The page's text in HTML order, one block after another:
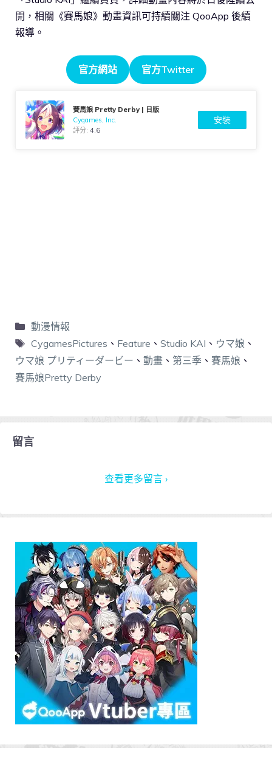
開，相關《賽馬娘》動畫資訊可持續關注 QooApp 後續
報導。
官方網站 官方Twitter
賽馬娘 Pretty Derby | 日版
Cygames, Inc.
評分:4.6
安裝
動漫情報
CygamesPictures 、 Feature 、 Studio KAI 、 ウマ娘 、
ウマ娘 プリティーダービー 、 動畫 、 第三季 、 賽馬娘 、
賽馬娘Pretty Derby
留言
查看更多留言 ›